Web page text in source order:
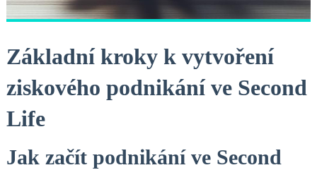
Základní kroky k vytvoření
ziskového podnikání ve Second
Life
Jak začít podnikání ve Second